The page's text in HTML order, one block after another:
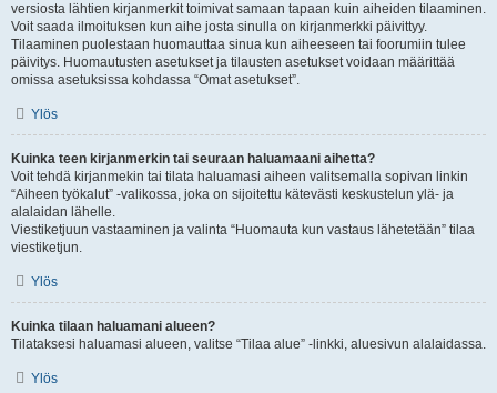
versiosta lähtien kirjanmerkit toimivat samaan tapaan kuin aiheiden tilaaminen.
Voit saada ilmoituksen kun aihe josta sinulla on kirjanmerkki päivittyy.
Tilaaminen puolestaan huomauttaa sinua kun aiheeseen tai foorumiin tulee
päivitys. Huomautusten asetukset ja tilausten asetukset voidaan määrittää
omissa asetuksissa kohdassa “Omat asetukset”.
Ylös
Kuinka teen kirjanmerkin tai seuraan haluamaani aihetta?
Voit tehdä kirjanmekin tai tilata haluamasi aiheen valitsemalla sopivan linkin
“Aiheen työkalut” -valikossa, joka on sijoitettu kätevästi keskustelun ylä- ja
alalaidan lähelle.
Viestiketjuun vastaaminen ja valinta “Huomauta kun vastaus lähetetään” tilaa
viestiketjun.
Ylös
Kuinka tilaan haluamani alueen?
Tilataksesi haluamasi alueen, valitse “Tilaa alue” -linkki, aluesivun alalaidassa.
Ylös